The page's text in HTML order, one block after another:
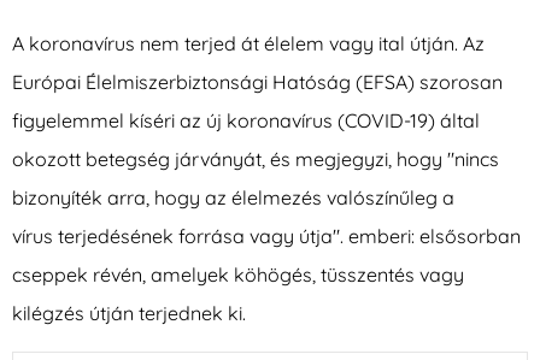
A koronavírus nem terjed át élelem vagy ital útján. Az
Európai Élelmiszerbiztonsági Hatóság (EFSA) szorosan
figyelemmel kíséri az új koronavírus (COVID-19) által
okozott betegség járványát, és megjegyzi, hogy "nincs
bizonyíték arra, hogy az élelmezés valószínűleg a
vírus terjedésének forrása vagy útja". emberi: elsősorban
cseppek révén, amelyek köhögés, tüsszentés vagy
kilégzés útján terjednek ki.